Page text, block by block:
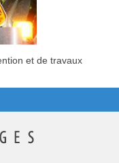
et de travaux